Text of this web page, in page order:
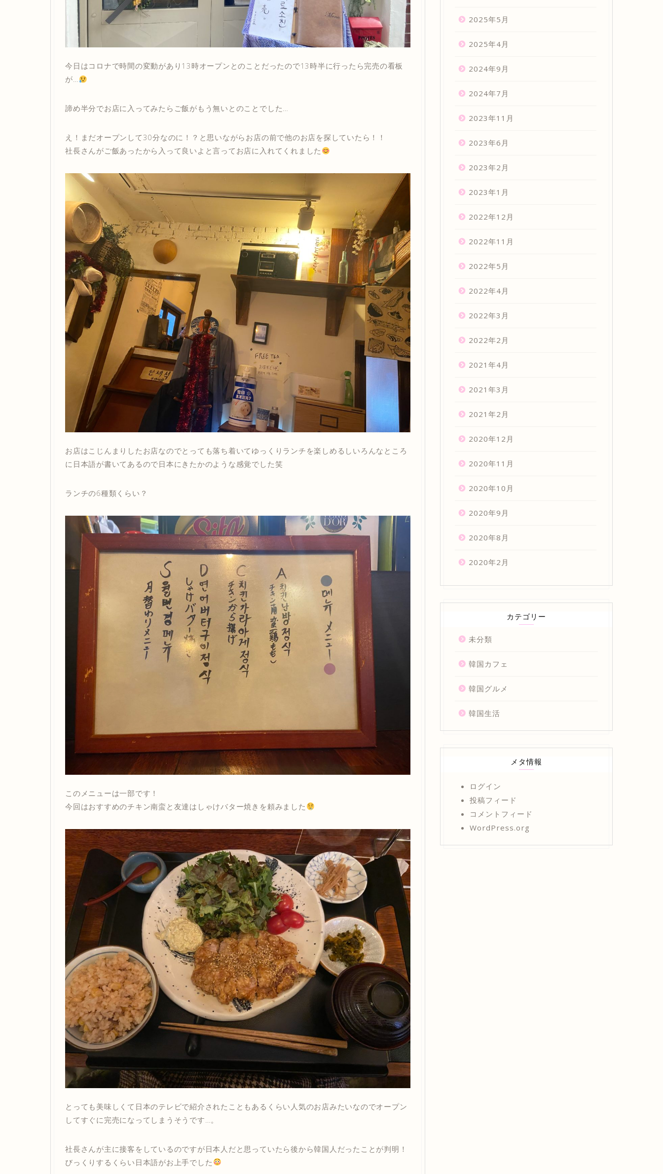
今日はコロナで時間の変動があり13時オープンとのことだったので13時半に行ったら完売の看板
が…
諦め半分でお店に入ってみたらご飯がもう無いとのことでした…
え！まだオープンして30分なのに！？と思いながらお店の前で他のお店を探していたら！！
社長さんがご飯あったから入って良いよと言ってお店に入れてくれました
お店はこじんまりしたお店なのでとっても落ち着いてゆっくりランチを楽しめるしいろんなところ
に日本語が書いてあるので日本にきたかのような感覚でした笑
ランチの6種類くらい？
このメニューは一部です！
今回はおすすめのチキン南蛮と友達はしゃけバター焼きを頼みました
とっても美味しくて日本のテレビで紹介されたこともあるくらい人気のお店みたいなのでオープン
してすぐに完売になってしまうそうです…。
社長さんが主に接客をしているのですが日本人だと思っていたら後から韓国人だったことが判明！
びっくりするくらい日本語がお上手でした
2025年5月
2025年4月
2024年9月
2024年7月
2023年11月
2023年6月
2023年2月
2023年1月
2022年12月
2022年11月
2022年5月
2022年4月
2022年3月
2022年2月
2021年4月
2021年3月
2021年2月
2020年12月
2020年11月
2020年10月
2020年9月
2020年8月
2020年2月
カテゴリー
未分類
韓国カフェ
韓国グルメ
韓国生活
メタ情報
ログイン
投稿フィード
コメントフィード
WordPress.org